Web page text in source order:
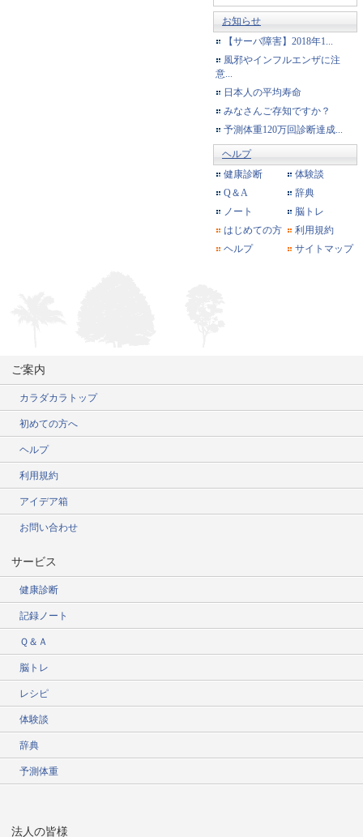
お知らせ
【サーバ障害】2018年1...
風邪やインフルエンザに注
意...
日本人の平均寿命
みなさんご存知ですか？
予測体重120万回診断達成...
ヘルプ
健康診断
体験談
Q＆A
辞典
ノート
脳トレ
はじめての方
利用規約
ヘルプ
サイトマップ
ご案内
カラダカラトップ
初めての方へ
ヘルプ
利用規約
アイデア箱
お問い合わせ
サービス
健康診断
記録ノート
Ｑ＆Ａ
脳トレ
レシピ
体験談
辞典
予測体重
法人の皆様